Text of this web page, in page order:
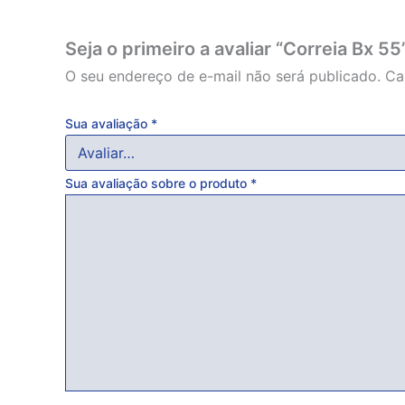
Seja o primeiro a avaliar “Correia Bx
O seu endereço de e-mail não será publicado.
Sua avaliação *
Sua avaliação sobre o produto *